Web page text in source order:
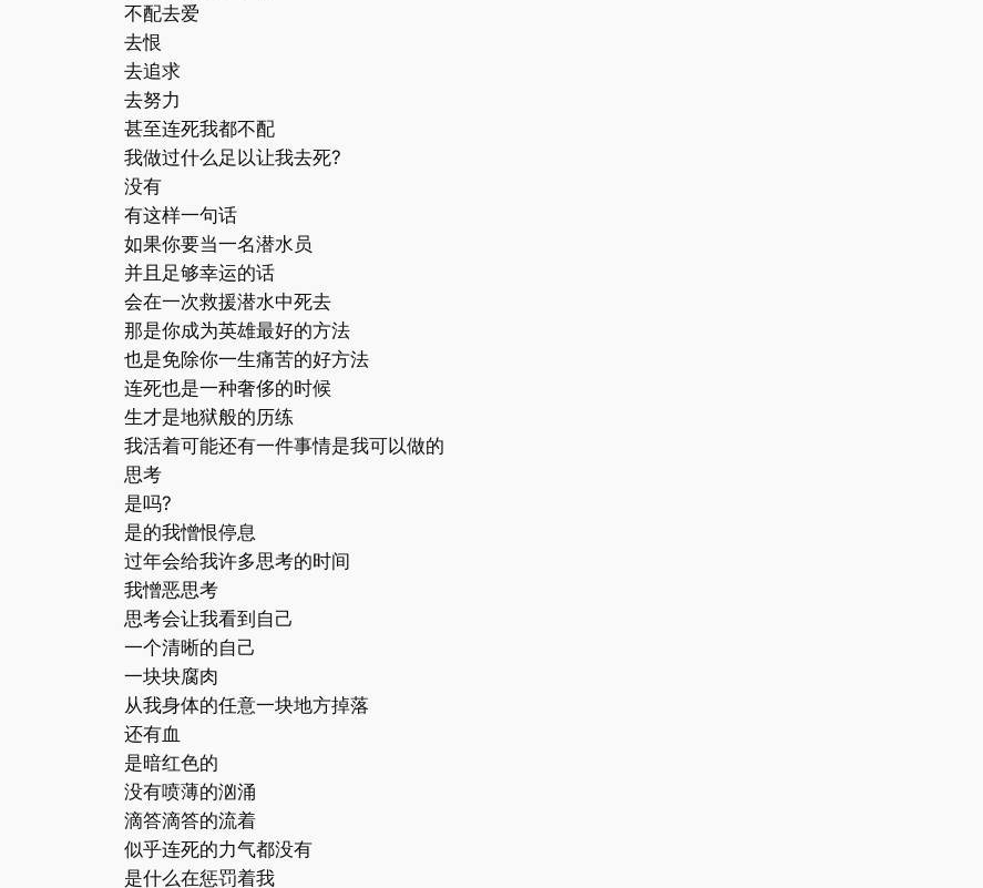
不配去爱
去恨
去追求
去努力
甚至连死我都不配
我做过什么足以让我去死?
没有
有这样一句话
如果你要当一名潜水员
并且足够幸运的话
会在一次救援潜水中死去
那是你成为英雄最好的方法
也是免除你一生痛苦的好方法
连死也是一种奢侈的时候
生才是地狱般的历练
我活着可能还有一件事情是我可以做的
思考
是吗?
是的我憎恨停息
过年会给我许多思考的时间
我憎恶思考
思考会让我看到自己
一个清晰的自己
一块块腐肉
从我身体的任意一块地方掉落
还有血
是暗红色的
没有喷薄的汹涌
滴答滴答的流着
似乎连死的力气都没有
是什么在惩罚着我